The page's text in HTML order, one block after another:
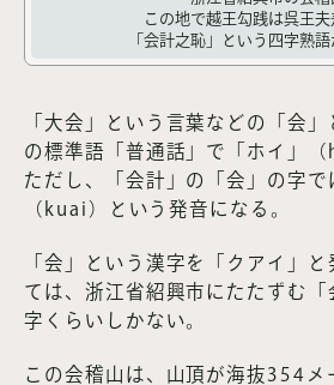
この地で越王勾践は呉王
「会計之恥」という四字熟
「大会」という言葉などの「会
の標準語「普通話」で「ホイ」（
ただし、「会計」の「会」の字で
（kuai）という発音になる。
「会」という漢字を「クアイ」
ては、浙江省紹興市にたたずむ「
字くらいしかない。
この会稽山は、山頂が海抜354メ